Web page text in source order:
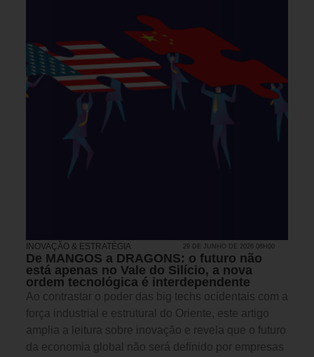
INOVAÇÃO & ESTRATÉGIA 29 DE JUNHO DE 2026 08H00
De MANGOS a DRAGONS: o futuro não
está apenas no Vale do Silício, a nova
ordem tecnológica é interdependente
Ao contrastar o poder das big techs ocidentais com a
força industrial e estrutural do Oriente, este artigo
amplia a leitura sobre inovação e revela que o futuro
da economia global não será definido por empresas